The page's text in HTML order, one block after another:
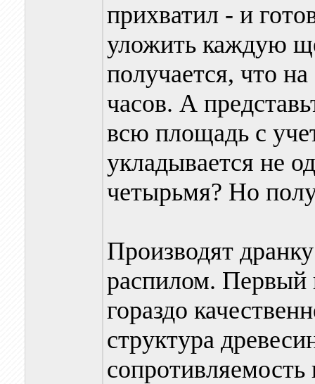
прихватил - и
уложить каждую
получается, что
часов. А
всю площадь с
укладывается не
четырьмя? Но
Производят
распилом. Первый
гораздо
структура